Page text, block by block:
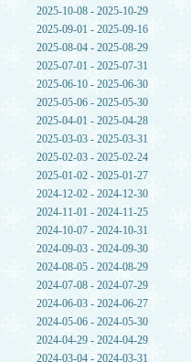
2025-10-08 - 2025-10-29
2025-09-01 - 2025-09-16
2025-08-04 - 2025-08-29
2025-07-01 - 2025-07-31
2025-06-10 - 2025-06-30
2025-05-06 - 2025-05-30
2025-04-01 - 2025-04-28
2025-03-03 - 2025-03-31
2025-02-03 - 2025-02-24
2025-01-02 - 2025-01-27
2024-12-02 - 2024-12-30
2024-11-01 - 2024-11-25
2024-10-07 - 2024-10-31
2024-09-03 - 2024-09-30
2024-08-05 - 2024-08-29
2024-07-08 - 2024-07-29
2024-06-03 - 2024-06-27
2024-05-06 - 2024-05-30
2024-04-29 - 2024-04-29
2024-03-04 - 2024-03-31